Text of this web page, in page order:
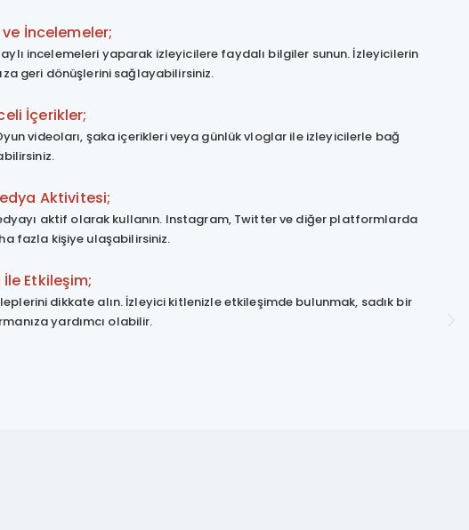
İncelemeler;
incelemeleri yaparak izleyicilere faydalı bilgiler sunun. İzleyicilerin
geri dönüşlerini sağlayabilirsiniz.
İçerikler;
videoları, şaka içerikleri veya günlük vloglar ile izleyicilerle bağ
Aktivitesi;
aktif olarak kullanın. Instagram, Twitter ve diğer platformlarda
fazla kişiye ulaşabilirsiniz.
Etkileşim;
dikkate alın. İzleyici kitlenizle etkileşimde bulunmak, sadık bir
yardımcı olabilir.